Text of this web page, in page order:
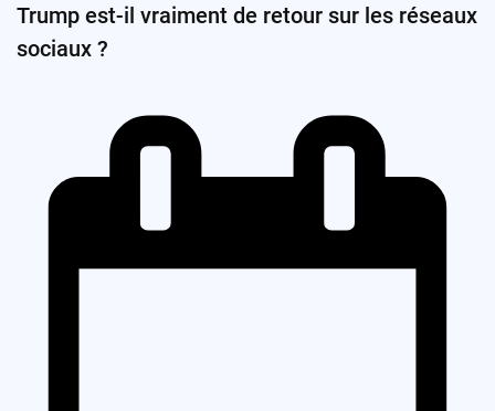
Trump est-il vraiment de retour sur les réseaux
sociaux ?